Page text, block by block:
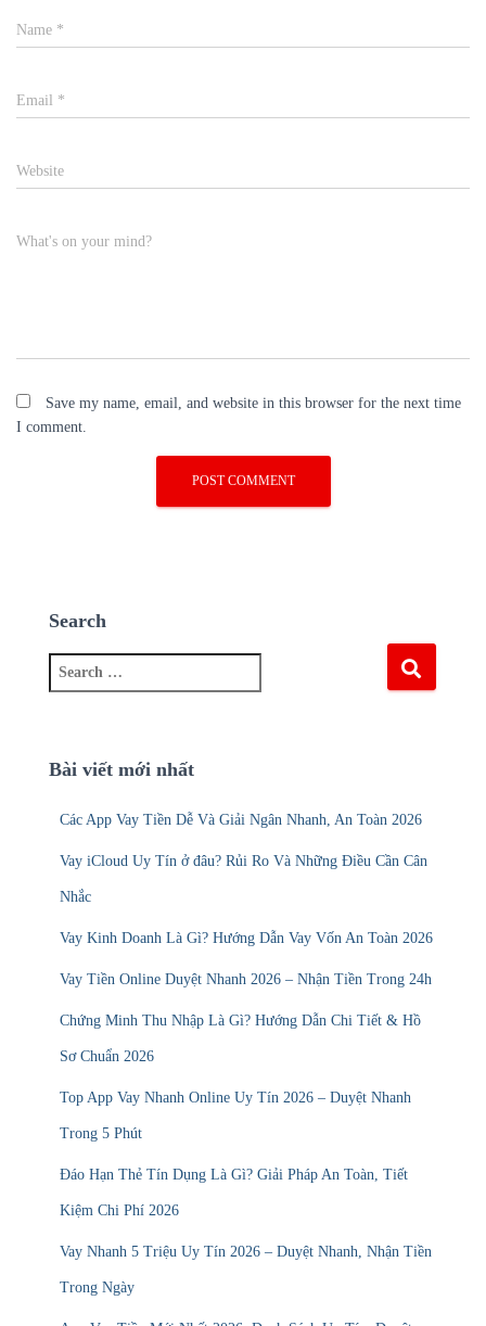
Name *
Email *
Website
What's on your mind?
Save my name, email, and website in this browser for the next time
I comment.
Search
e
c
Bài viết mới nhất
Các App Vay Tiền Dễ Và Giải Ngân Nhanh, An Toàn 2026
Vay iCloud Uy Tín ở đâu? Rủi Ro Và Những Điều Cần Cân
Nhắc
Vay Kinh Doanh Là Gì? Hướng Dẫn Vay Vốn An Toàn 2026
Vay Tiền Online Duyệt Nhanh 2026 – Nhận Tiền Trong 24h
Chứng Minh Thu Nhập Là Gì? Hướng Dẫn Chi Tiết & Hồ
Sơ Chuẩn 2026
Top App Vay Nhanh Online Uy Tín 2026 – Duyệt Nhanh
Trong 5 Phút
Đáo Hạn Thẻ Tín Dụng Là Gì? Giải Pháp An Toàn, Tiết
Kiệm Chi Phí 2026
Vay Nhanh 5 Triệu Uy Tín 2026 – Duyệt Nhanh, Nhận Tiền
Trong Ngày